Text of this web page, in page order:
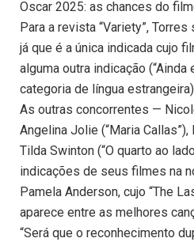
Oscar 2025: as chances do
Para a revista “Variety”,
já que é a única indicada cujo
alguma outra indicação (“Ainda
categoria de língua
As outras concorrentes —
Angelina Jolie (“Maria Callas”),
Tilda Swinton (“O quarto ao
indicações de seus filmes na
Pamela Anderson, cujo “The
aparece entre as melhores
“Será que o reconhecimento